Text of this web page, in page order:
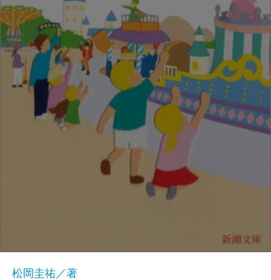
松岡圭祐／著